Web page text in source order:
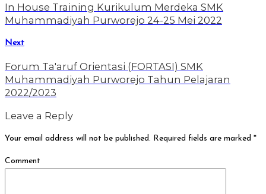
In House Training Kurikulum Merdeka SMK
Muhammadiyah Purworejo 24-25 Mei 2022
Next
Forum Ta'aruf Orientasi (FORTASI) SMK
Muhammadiyah Purworejo Tahun Pelajaran
2022/2023
Leave a Reply
Your email address will not be published. Required fields are marked *
Comment